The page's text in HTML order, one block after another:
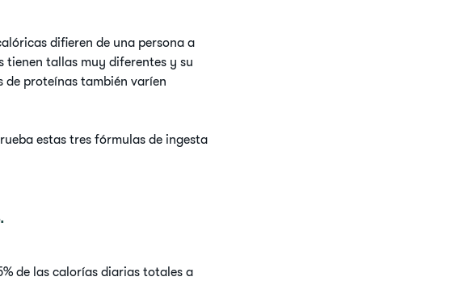
difieren de una persona a
tienen tallas muy diferentes y su
de proteínas también varíen
estas tres fórmulas de ingesta
de las calorías diarias totales a